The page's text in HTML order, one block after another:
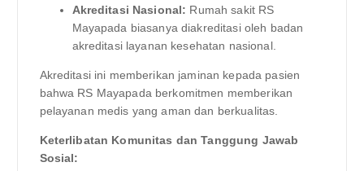
Akreditasi Nasional: Rumah sakit RS
Mayapada biasanya diakreditasi oleh badan
akreditasi layanan kesehatan nasional.
Akreditasi ini memberikan jaminan kepada pasien
bahwa RS Mayapada berkomitmen memberikan
pelayanan medis yang aman dan berkualitas.
Keterlibatan Komunitas dan Tanggung Jawab
Sosial: